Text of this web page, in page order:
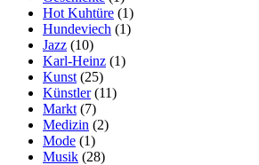
Hot Kuhtüre (1)
Hundeviech (1)
Jazz (10)
Karl-Heinz (1)
Kunst (25)
Künstler(11)
Markt (7)
Medizin (2)
Mode (1)
Musik (28)